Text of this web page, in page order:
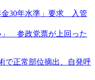
金30年水準」要求 入管
」 参政党票が上回った
正常部位摘出、自発呼